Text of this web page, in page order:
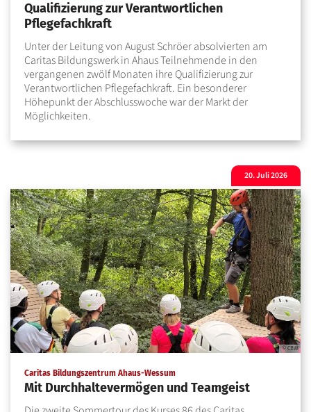
Qualifizierung zur Verantwortlichen
Pflegefachkraft
Unter der Leitung von August Schröer absolvierten am
Caritas Bildungswerk in Ahaus Teilnehmende in den
vergangenen zwölf Monaten ihre Qualifizierung zur
Verantwortlichen Pflegefachkraft. Ein besonderer
Höhepunkt der Abschlusswoche war der Markt der
Möglichkeiten.
© CBW
Caritas Bildungszentrum Ahaus-Wessum:
Mit Durchhaltevermögen und Teamgeist
20. Juli 2026